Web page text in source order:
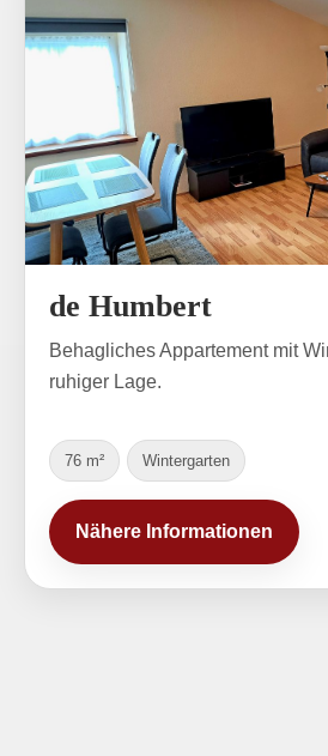
de Humbert
Behagliches Appartement mit
ruhiger Lage.
76 m² Wintergarten
Nähere Informationen